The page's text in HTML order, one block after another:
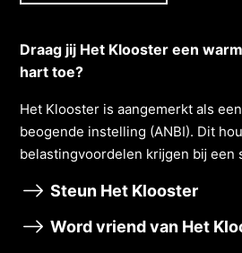
Draag jij Het Klooster een warm
hart toe?
Het Klooster is aangemerkt als
beogende instelling (ANBI). Dit
belastingvoordelen krĳgen bĳ een
Steun Het Klooster
Word vriend van Het